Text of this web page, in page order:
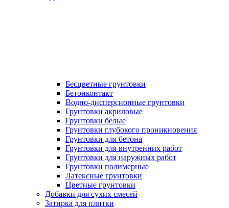
Бесцветные грунтовки
Бетонконтакт
Водно-дисперсионные грунтовки
Грунтовки акриловые
Грунтовки белые
Грунтовки глубокого проникновения
Грунтовки для бетона
Грунтовки для внутренних работ
Грунтовки для наружных работ
Грунтовки полимерные
Латексные грунтовки
Цветные грунтовки
Добавки для сухих смесей
Затирка для плитки